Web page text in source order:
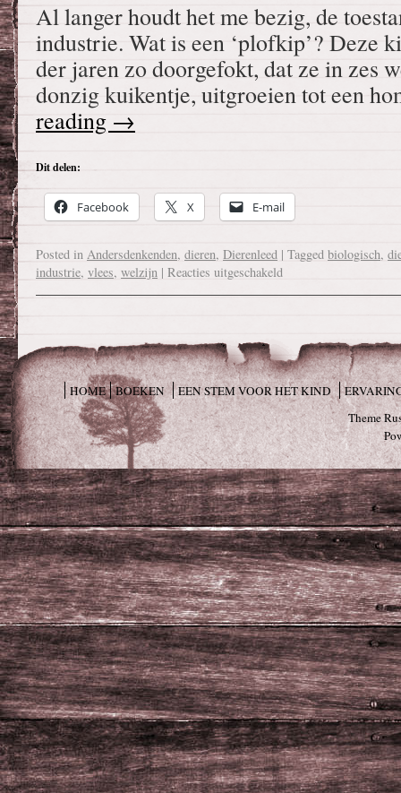
Al langer houdt het me bezig, de
industrie. Wat is een ‘plofkip’? Deze
der jaren zo doorgefokt, dat ze in zes
donzig kuikentje, uitgroeien tot een
reading →
Dit delen:
Facebook X E-mail
Posted in Andersdenkenden, dieren, Dierenleed | Tagged biologisch,
industrie, vlees, welzijn | Reacties uitgeschakeld
HOME BOEKEN EEN STEM VOOR HET KIND
Theme